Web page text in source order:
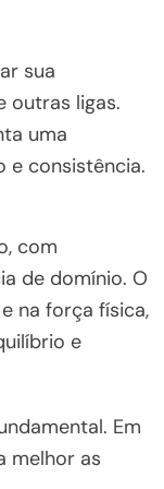
sua
outras ligas.
uma
e consistência.
com
de domínio. O
na força física,
e
Em
melhor as